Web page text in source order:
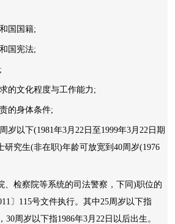
国国籍;
国宪法;
文化程度与工作能力;
的身体条件;
以下(1981年3月22日至1999年3月22日期
研究生(非在职)年龄可放宽到40周岁(1976
检察院等系统的司法警察，下同)职位的
〕115号文件执行。其中25周岁以下指
30周岁以下指1986年3月22日以后出生。